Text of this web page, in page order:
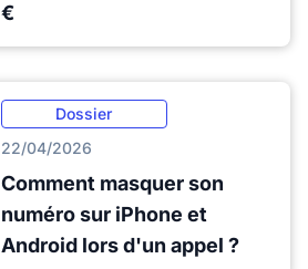
€
Dossier
22/04/2026
Comment masquer son
numéro sur iPhone et
Android lors d'un appel ?